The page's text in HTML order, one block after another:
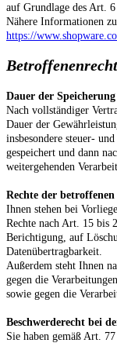
auf Grundlage des Art.
Nähere Informationen
https://
Dauer der Speicherung
Nach vollständiger
Dauer der
insbesondere steuer-
gespeichert und dann
weitergehenden
Rechte der betroffenen
Ihnen stehen bei
Rechte nach Art. 15 bis
Berichtigung, auf
Datenübertragbarkeit.
Außerdem steht Ihnen
gegen die
sowie gegen die
Beschwerderecht bei
Sie haben gemäß Art.